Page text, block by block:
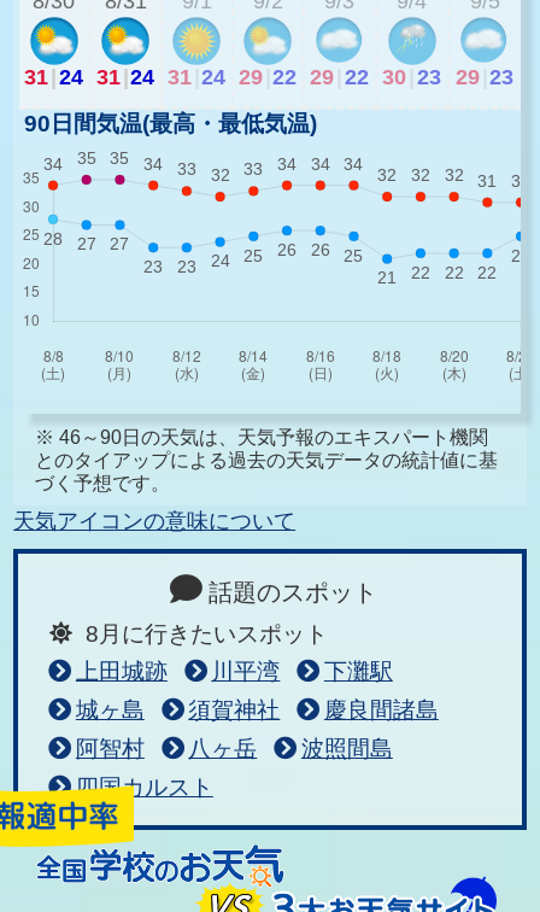
31|24 31|24 31 24 29 22 29 22 30 23 29 23
90日間気温(最高・最低気温)
※ 46～90日の天気は、天気予報のエキスパート機関
とのタイアップによる過去の天気データの統計値に基
づく予想です。
天気アイコンの意味について
話題のスポット
8月に行きたいスポット
上田城跡
川平湾
下灘駅
城ヶ島
須賀神社
慶良間諸島
阿智村
八ヶ岳
波照間島
四国カルスト